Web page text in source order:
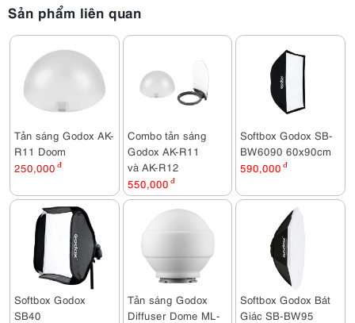
Sản phẩm liên quan
Tản sáng Godox AK-
R11 Doom
250,000 đ
Combo tản sáng
Godox AK-R11
và AK-R12
550,000 đ
Softbox Godox SB-
BW6090 60x90cm
590,000 đ
Softbox Godox
SB40
Tản sáng Godox
Diffuser Dome ML-
Softbox Godox Bát
Giác SB-BW95